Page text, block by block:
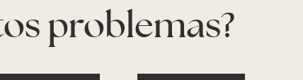
problemas?